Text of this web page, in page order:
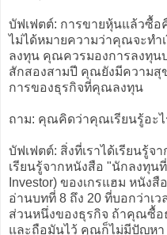
บัฟเฟตต์: การขายหุ้นแล้วซื้อ
ไม่ได้หมายความว่าคุณจะทำ
ลงทุน คุณควรมองการลงทุน
สักสองสามปี คุณยังมีความสุ
การของธุรกิจที่คุณลงทุน
ถาม: คุณคิดว่าคุณเรียนรู้อะไ
บัฟเฟตต์: สิ่งที่เราได้เรียนรู้จ
เรียนรู้จากหนังสือ "นักลงทุน
Investor) ของเกรแฮม หนัง
อ่านบทที่ 8 ถึง 20 ที่บอกว่าเ
ส่วนหนึ่งของธุรกิจ ถ้าคุณซื้อ
และถือมันไว้ คุณก็ไม่มีปัญหา